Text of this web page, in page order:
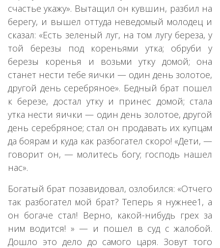
счастье укажу». Вытащил он кувшин, разбил на
берегу, и вышел оттуда неведомый молодец и
сказал: «Есть зеленый луг, на том лугу береза, у
той березы под кореньями утка; обруби у
березы коренья и возьми утку домой; она
станет нести тебе яички — один день золотое,
другой день серебряное». Бедный брат пошел
к березе, достал утку и принес домой; стала
утка нести яички — один день золотое, другой
день серебряное; стал он продавать их купцам
да боярам и куда как разбогател скоро! «Дети, —
говорит он, — молитесь богу; господь нашел
нас».
Богатый брат позавидовал, озлобился: «Отчего
так разбогател мой брат? Теперь я нужнее1, а
он богаче стал! Верно, какой-нибудь грех за
ним водится! » — и пошел в суд с жалобой.
Дошло это дело до самого царя. Зовут того